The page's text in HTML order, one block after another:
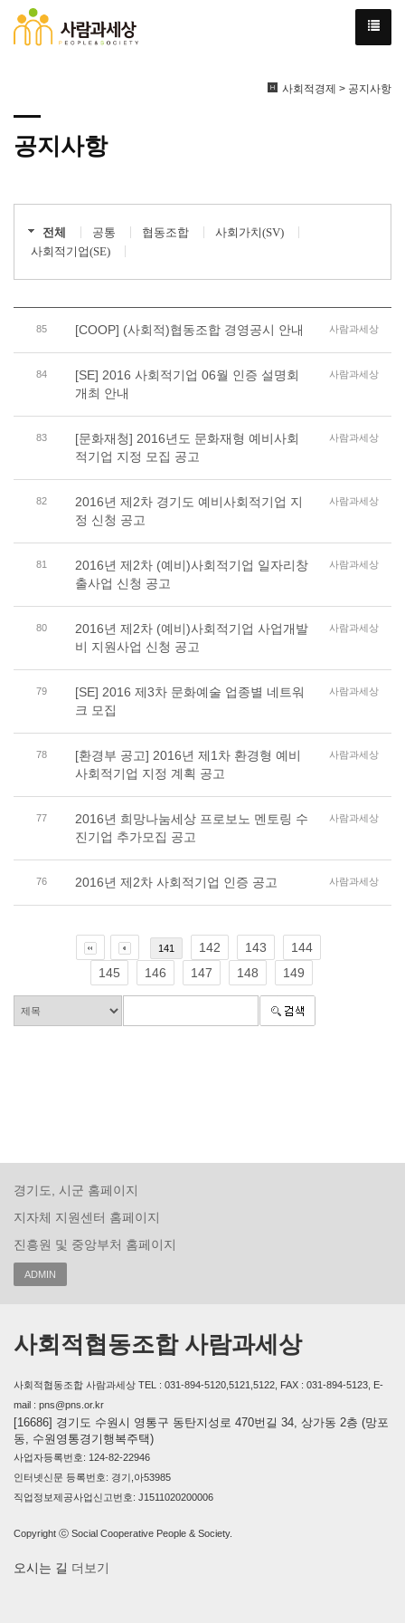
사회적경제 > 공지사항
공지사항
전체 공통 협동조합
사회가치(SV)
사회적기업(SE)
85 [COOP] (사회적)협동조합 경영공시 안내 사람과세상
84
[SE] 2016 사회적기업 06월 인증 설명회
개최 안내
사람과세상
83
[문화재청] 2016년도 문화재형 예비사회
적기업 지정 모집 공고
사람과세상
82
2016년 제2차 경기도 예비사회적기업 지
정 신청 공고
사람과세상
81
2016년 제2차 (예비)사회적기업 일자리창
출사업 신청 공고
사람과세상
80
2016년 제2차 (예비)사회적기업 사업개발
비 지원사업 신청 공고
사람과세상
79
[SE] 2016 제3차 문화예술 업종별 네트워
크 모집
사람과세상
78
[환경부 공고] 2016년 제1차 환경형 예비
사회적기업 지정 계획 공고
사람과세상
77
2016년 희망나눔세상 프로보노 멘토링 수
진기업 추가모집 공고
사람과세상
76 2016년 제2차 사회적기업 인증 공고 사람과세상
141 142 143
144
145
146 147 148 149
경기도, 시군 홈페이지
지자체 지원센터 홈페이지
진흥원 및 중앙부처 홈페이지
ADMIN
사회적협동조합 사람과세상
사회적협동조합 사람과세상 TEL : 031-894-5120,5121,5122, FAX : 031-894-5123, E-
mail : pns@pns.or.kr
[16686] 경기도 수원시 영통구 동탄지성로 470번길 34, 상가동 2층 (망포
동, 수원영통경기행복주택)
사업자등록번호: 124-82-22946
인터넷신문 등록번호: 경기,아53985
직업정보제공사업신고번호: J1511020200006
Copyright ⓒ Social Cooperative People & Society.
오시는 길 더보기